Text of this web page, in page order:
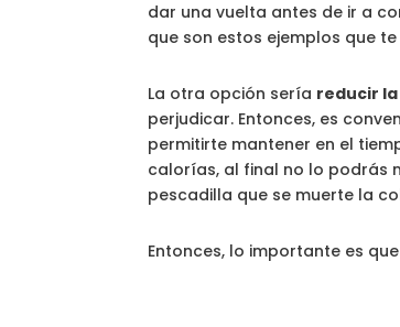
dar una vuelta antes de ir a
que son estos ejemplos que
La otra opción sería reducir
perjudicar. Entonces, es
permitirte mantener en el
calorías, al final no lo podrás
pescadilla que se muerte la
Entonces, lo importante es